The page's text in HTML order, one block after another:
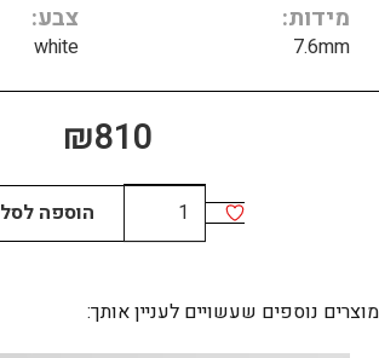
מידות
7.6mm
צבע
white
₪810
כמות
של
MICRO
הוספה לסל
מוצרים נוספים שעשויים לעניין אותך: